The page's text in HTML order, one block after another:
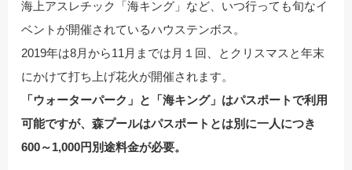
海上アスレチック「海キング」など、いつ行っても旬なイ
ベントが開催されているハウステンボス。
2019年は8月から11月までは月１回、とクリスマスと年末
にかけて打ち上げ花火が開催されます。
「ウォーターパーク」と「海キング」はパスポートで利用
可能ですが、森プールはパスポートとは別に一人につき
600～1,000円別途料金が必要。